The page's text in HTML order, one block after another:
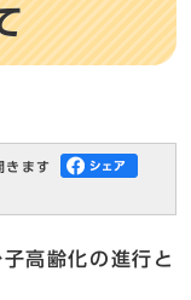
きます
高齢化の進行と